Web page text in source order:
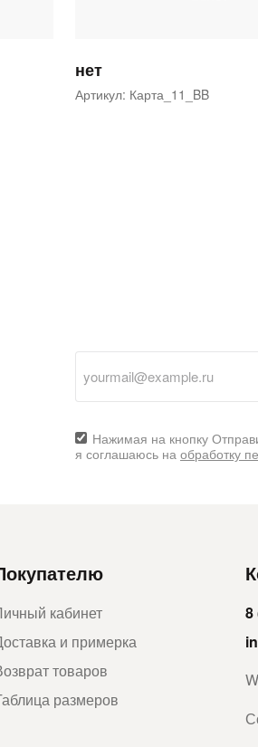
нет
Артикул: Карта_11_BB
Нажимая на кнопку
я соглашаюсь на обработку
кабинет
и примерка
товаров
размеров
8